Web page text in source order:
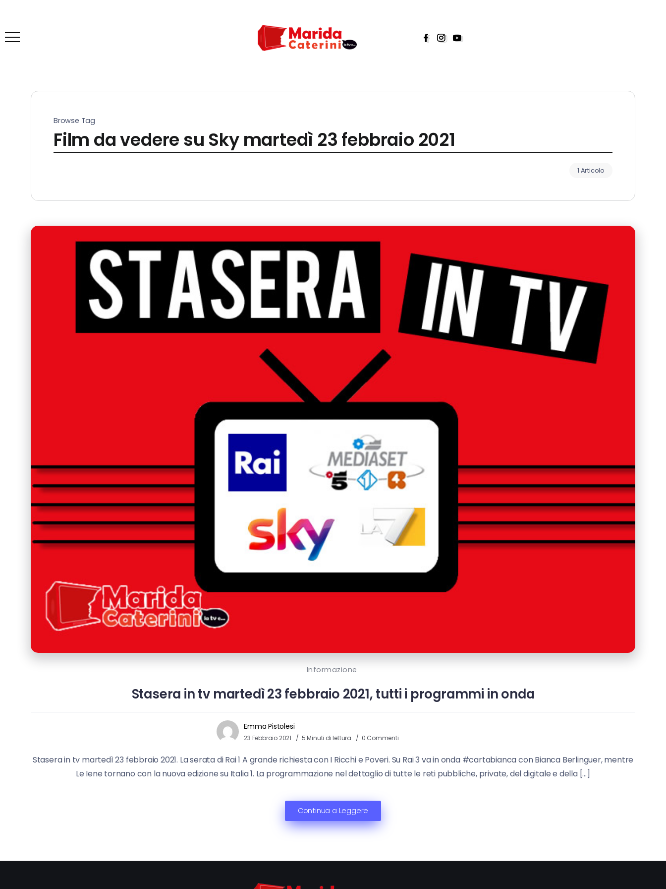
Browse Tag
Film da vedere su Sky martedì 23 febbraio 2021
1 Articolo
Informazione
Stasera in tv martedì 23 febbraio 2021, tutti i programmi in onda
Emma Pistolesi
23 Febbraio 2021 5 Minuti di lettura 0 Commenti
Stasera in tv martedì 23 febbraio 2021. La serata di Rai 1 A grande richiesta con I Ricchi e Poveri. Su Rai 3 va in onda #cartabianca con Bianca Berlinguer, mentre
Le Iene tornano con la nuova edizione su Italia 1. La programmazione nel dettaglio di tutte le reti pubbliche, private, del digitale e della […]
Continua a Leggere